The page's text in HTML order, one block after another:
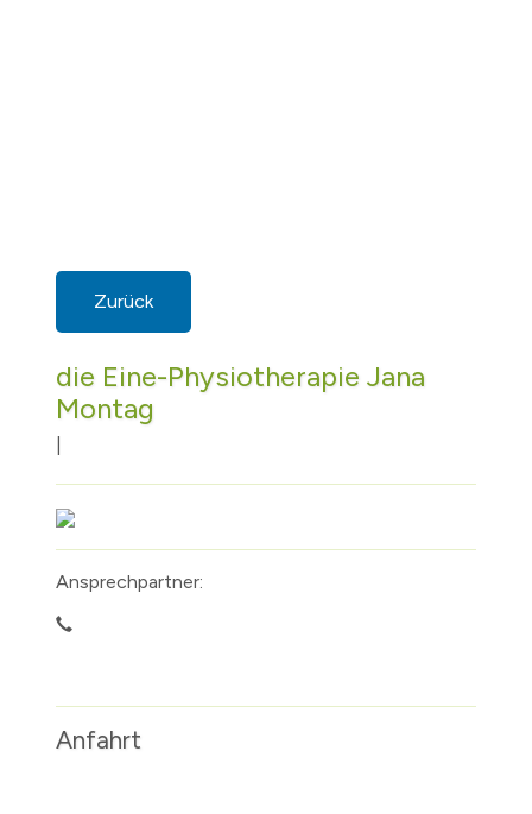
Zurück
die Eine-Physiotherapie Jana
Montag
Ansprechpartner:
Anfahrt